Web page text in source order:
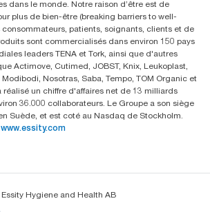
dans le monde. Notre raison d’être est de
plus de bien-être (breaking barriers to well-
patients, soignants, clients et de
sont commercialisés dans environ 150 pays
leaders TENA et Tork, ainsi que d'autres
Actimove, Cutimed, JOBST, Knix, Leukoplast,
Nosotras, Saba, Tempo, TOM Organic et
réalisé un chiffre d'affaires net de 13 milliards
36.000 collaborateurs. Le Groupe a son siège
Suède, et est coté au Nasdaq de Stockholm.
www.essity.com
Hygiene and Health AB